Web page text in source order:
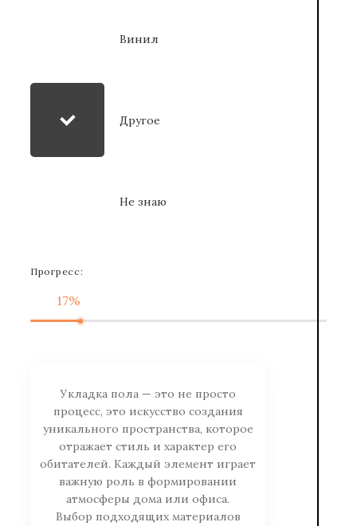
Винил
Другое
Не знаю
Прогресс:
17%
Укладка пола — это не просто
процесс, это искусство создания
уникального пространства, которое
отражает стиль и характер его
обитателей. Каждый элемент играет
важную роль в формировании
атмосферы дома или офиса.
Выбор подходящих материалов